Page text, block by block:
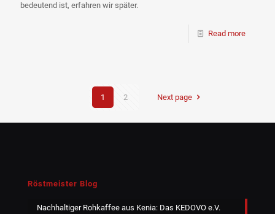
bedeutend ist, erfahren wir später.
Read more
1 2 Next page
Röstmeister Blog
Nachhaltiger Rohkaffee aus Kenia: Das KEDOVO e.V.